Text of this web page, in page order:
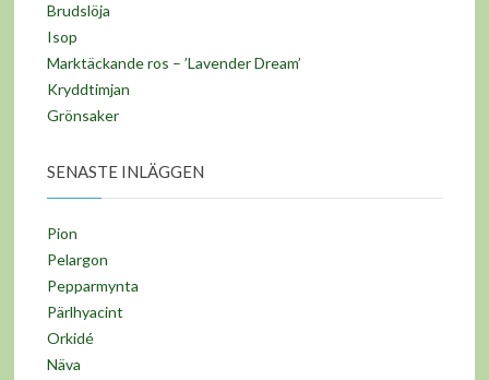
Brudslöja
Isop
Marktäckande ros – ’Lavender Dream’
Kryddtimjan
Grönsaker
SENASTE INLÄGGEN
Pion
Pelargon
Pepparmynta
Pärlhyacint
Orkidé
Näva